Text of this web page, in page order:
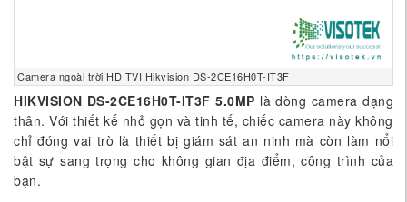
Camera ngoài trời HD TVI Hikvision DS-2CE16H0T-IT3F
HIKVISION DS-2CE16H0T-IT3F 5.0MP là dòng camera dạng
thân. Với thiết kế nhỏ gọn và tinh tế, chiếc camera này không
chỉ đóng vai trò là thiết bị giám sát an ninh mà còn làm nổi
bật sự sang trọng cho không gian địa điểm, công trình của
bạn.